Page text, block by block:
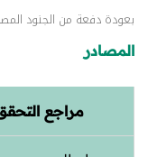
بعودة دفعة من الجنود
المصادر
مراجع